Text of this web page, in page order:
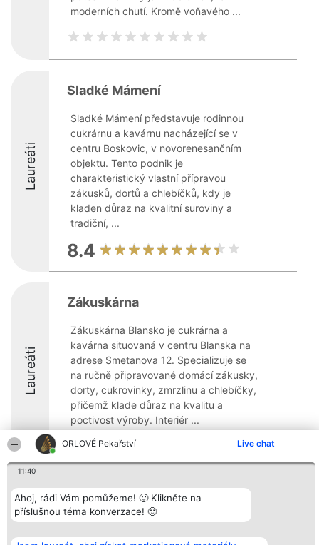
ORLOVÉ Pekařství Live chat
11:40
Ahoj, rádi Vám pomůžeme! 🙂 Klikněte na
příslušnou téma konverzace! 🙂
moderních chutí. Kromě voňavého ...
Laureáti
Sladké Mámení
Sladké Mámení představuje rodinnou
cukrárnu a kavárnu nacházející se v
centru Boskovic, v novorenesančním
objektu. Tento podnik je
charakteristický vlastní přípravou
zákusků, dortů a chlebíčků, kdy je
kladen důraz na kvalitní suroviny a
tradiční, ...
8.4
Laureáti
Zákuskárna
Zákuskárna Blansko je cukrárna a
kavárna situovaná v centru Blanska na
adrese Smetanova 12. Specializuje se
na ručně připravované domácí zákusky,
dorty, cukrovinky, zmrzlinu a chlebíčky,
přičemž klade důraz na kvalitu a
poctivost výroby. Interiér ...
9.6
Organizátor hlasování
Bright Side Solutions sp. z o.
o. sp. k.
Wrocław 50-079
Plebiscyt
Vítězové
Seznam všech
Zásady